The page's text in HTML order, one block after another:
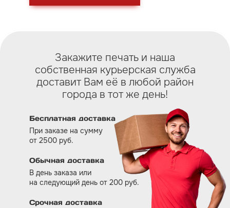
Закажите печать и наша
собственная курьерская служба
доставит Вам eё в любой район
города в тот же день!
Бесплатная доставка
При заказе на сумму
от 2500 руб.
Обычная доставка
В день заказа или
на следующий день от 200 руб.
Срочная доставка